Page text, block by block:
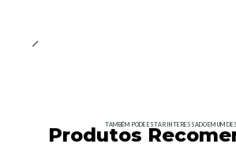
TAMBÉM PODE ESTAR INTERESSADO EM UM
Produtos